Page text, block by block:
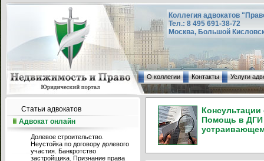
Коллегия адвокатов
Тел.: 8 495 691-38-72
Москва, Большой
О коллегии Контакты Услуги
Статьи адвокатов
Адвокат онлайн
Долевое строительство.
Неустойка по договору долевого
участия. Банкротство
застройщика. Признание права
Помощь в ДГИ